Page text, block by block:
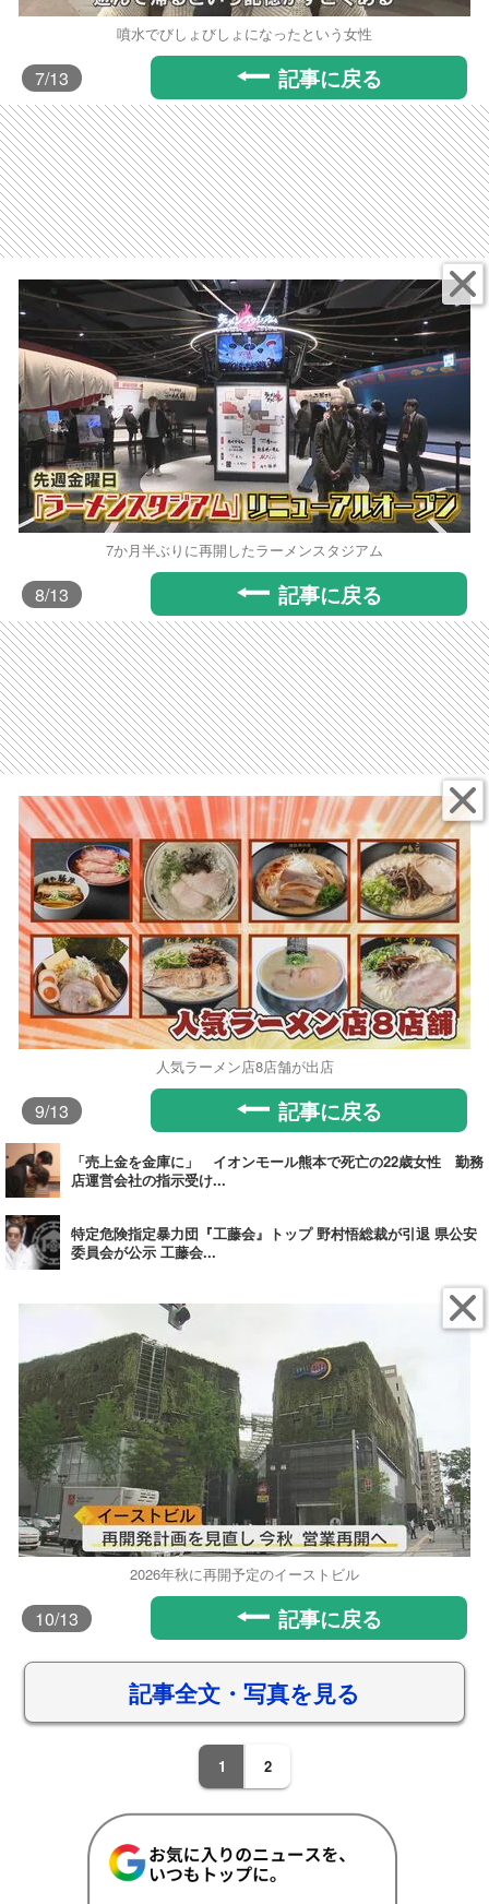
噴水でびしょびしょになったという女性
7/13 記事に戻る
7か月半ぶりに再開したラーメンスタジアム
8/13 記事に戻る
人気ラーメン店8店舗が出店
9/13 記事に戻る
「売上金を金庫に」 イオンモール熊本で死亡の22歳女性 勤務
店運営会社の指示受け...
特定危険指定暴力団『工藤会』トップ 野村悟総裁が引退 県公安
委員会が公示 工藤会...
2026年秋に再開予定のイーストビル
10/13 記事に戻る
記事全文・写真を見る
1 2